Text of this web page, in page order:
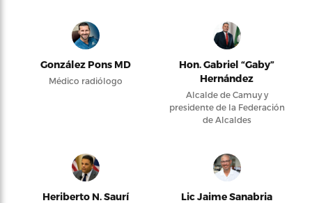
González Pons MD
Médico radiólogo
Hon. Gabriel “Gaby”
Hernández
Alcalde de Camuy y
presidente de la Federación
de Alcaldes
Heriberto N. Saurí Lic Jaime Sanabria